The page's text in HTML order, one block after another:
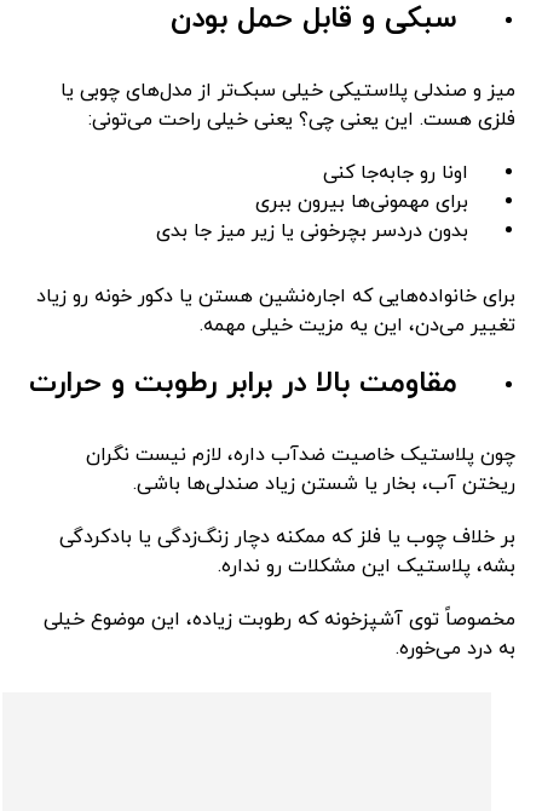
سبکی و قابل حمل بودن
میز و صندلی پلاستیکی خیلی سبک‌تر از مدل‌های چوبی یا
فلزی هست. این یعنی چی؟ یعنی خیلی راحت می‌تونی:
اونا رو جابه‌جا کنی
برای مهمونی‌ها بیرون ببری
بدون دردسر بچرخونی یا زیر میز جا بدی
برای خانواده‌هایی که اجاره‌نشین هستن یا دکور خونه رو زیاد
تغییر می‌دن، این یه مزیت خیلی مهمه.
مقاومت بالا در برابر رطوبت و حرارت
چون پلاستیک خاصیت ضدآب داره، لازم نیست نگران
ریختن آب، بخار یا شستن زیاد صندلی‌ها باشی.
بر خلاف چوب یا فلز که ممکنه دچار زنگ‌زدگی یا بادکردگی
بشه، پلاستیک این مشکلات رو نداره.
مخصوصاً توی آشپزخونه که رطوبت زیاده، این موضوع خیلی
به درد می‌خوره.